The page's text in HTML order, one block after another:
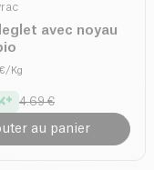
avec noyau
Kg
4.69 €
au panier